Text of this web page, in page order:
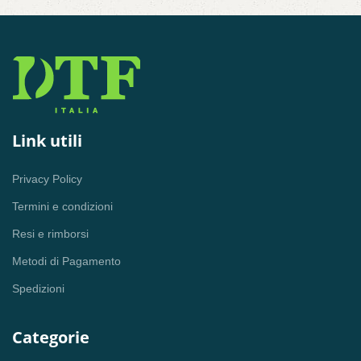
Link utili
Privacy Policy
Termini e condizioni
Resi e rimborsi
Metodi di Pagamento
Spedizioni
Categorie